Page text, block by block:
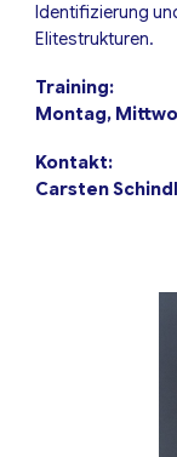
Identifizierung
Elitestrukturen.
Training:
Montag,
Kontakt:
Carsten